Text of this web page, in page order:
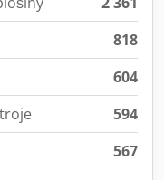
818
604
594
567